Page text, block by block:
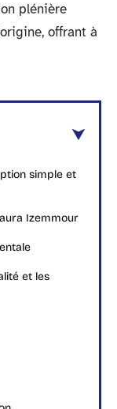
plénière
offrant à
simple et
Izemmour
et les